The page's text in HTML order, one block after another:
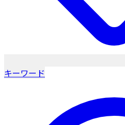
キーワード